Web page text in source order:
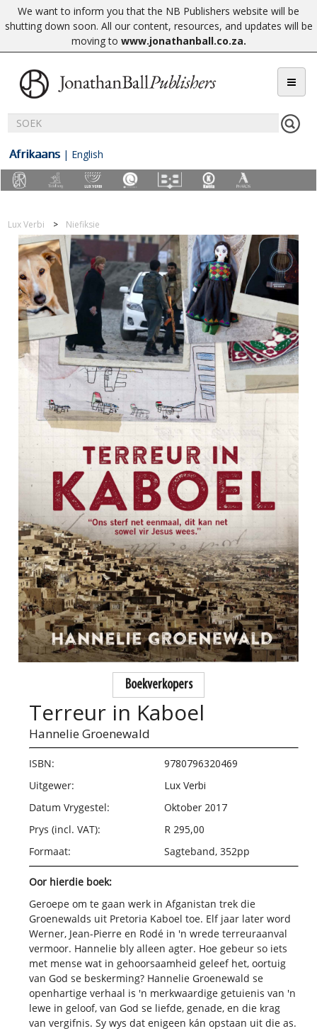
We want to inform you that the NB Publishers website will be
shutting down soon. All our content, resources, and updates will be
moving to www.jonathanball.co.za.
Afrikaans | English
Lux Verbi Niefiksie
Boekverkopers
Terreur in Kaboel
Hannelie Groenewald
ISBN:
9780796320469
Uitgewer:
Lux Verbi
Datum Vrygestel:
Oktober 2017
Prys (incl. VAT):
R 295,00
Formaat:
Sagteband, 352pp
Oor hierdie boek:
Geroepe om te gaan werk in Afganistan trek die
Groenewalds uit Pretoria Kaboel toe. Elf jaar later word
Werner, Jean-Pierre en Rodé in 'n wrede terreuraanval
vermoor. Hannelie bly alleen agter. Hoe gebeur so iets
met mense wat in gehoorsaamheid geleef het, oortuig
van God se beskerming? Hannelie Groenewald se
openhartige verhaal is 'n merkwaardige getuienis van 'n
lewe in geloof, van God se liefde, genade, en die krag
van vergifnis. Sy wys dat enigeen kán opstaan uit die as.